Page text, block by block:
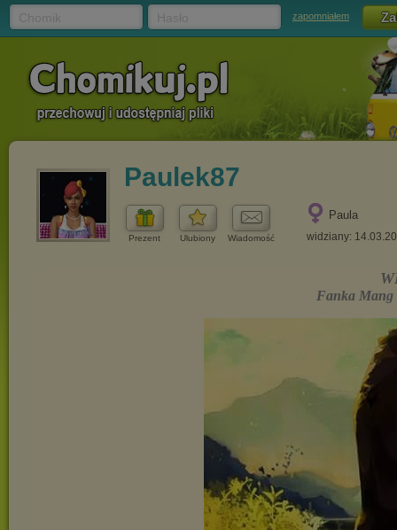
zapomniałem
Paulek87
Prezent Ulubiony Wiadomość
Paula
widziany: